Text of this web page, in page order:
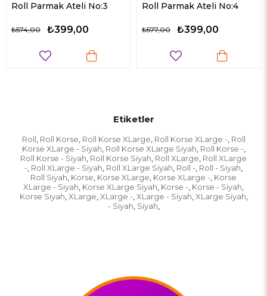
No:3 Roll Parmak Ateli No:4
₺399,00
₺577,00
Roll Siyah
₺384,00
Etiketler
Roll, Roll Korse, Roll Korse XLarge, Roll Korse XLarge -, Roll
Korse XLarge - Siyah, Roll Korse XLarge Siyah, Roll Korse -,
Roll Korse - Siyah, Roll Korse Siyah, Roll XLarge, Roll XLarge
-, Roll XLarge - Siyah, Roll XLarge Siyah, Roll -, Roll - Siyah,
Roll Siyah, Korse, Korse XLarge, Korse XLarge -, Korse
XLarge - Siyah, Korse XLarge Siyah, Korse -, Korse - Siyah,
Korse Siyah, XLarge, XLarge -, XLarge - Siyah, XLarge Siyah,
- Siyah, Siyah,